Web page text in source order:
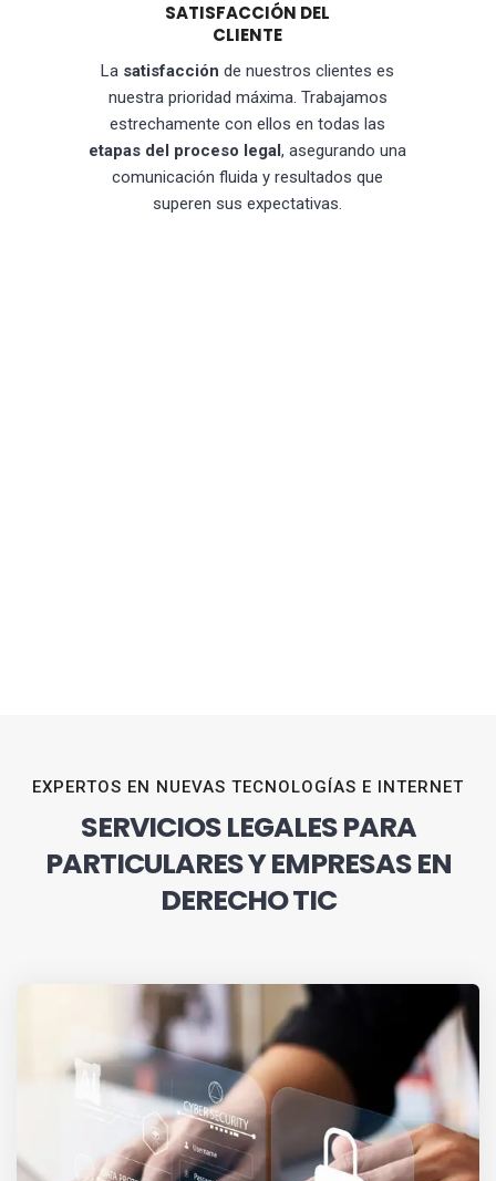
SATISFACCIÓN DEL
CLIENTE
La satisfacción de nuestros clientes es
nuestra prioridad máxima. Trabajamos
estrechamente con ellos en todas las
etapas del proceso legal, asegurando una
comunicación fluida y resultados que
superen sus expectativas.
EXPERTOS EN NUEVAS TECNOLOGÍAS E INTERNET
SERVICIOS LEGALES PARA
PARTICULARES Y EMPRESAS EN
DERECHO TIC